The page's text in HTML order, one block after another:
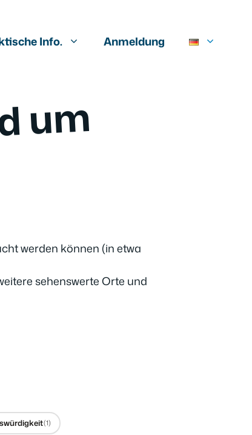
Info. Anmeldung
werden können (in etwa
sehenswerte Orte und
(1)